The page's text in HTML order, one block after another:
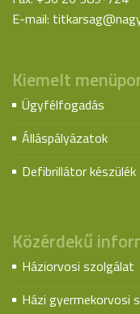
E-mail:
Kiemelt
Ügyfélfogadás
Álláspályázatok
Defibrillátor készülék
Közérdekű
Háziorvosi szolgálat
Házi gyermekorvosi